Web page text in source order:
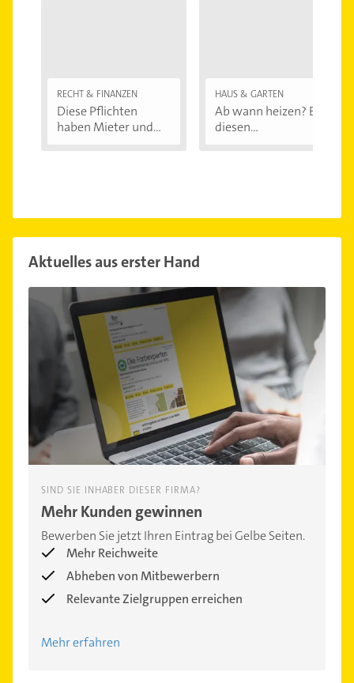
RECHT & FINANZEN
Diese Pflichten
haben Mieter und...
HAUS & GARTEN
Ab wann heizen? Bei
diesen
Aktuelles aus erster Hand
SIND SIE INHABER DIESER FIRMA?
Mehr Kunden gewinnen
Bewerben Sie jetzt Ihren Eintrag bei Gelbe Seiten.
Mehr Reichweite
Abheben von Mitbewerbern
Relevante Zielgruppen erreichen
Mehr erfahren